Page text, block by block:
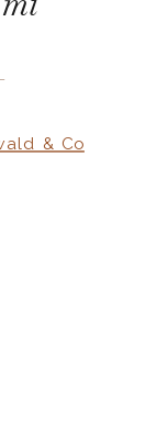
& Co